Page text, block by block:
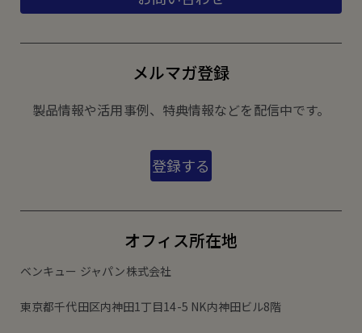
メルマガ登録
製品情報や活用事例、特典情報などを配信中です。
登録する
オフィス所在地
ベンキュー ジャパン株式会社
東京都千代田区内神田1丁目14-5 NK内神田ビル8階